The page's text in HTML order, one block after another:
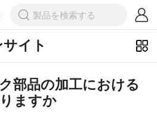
イト
部品の加工における
ますか